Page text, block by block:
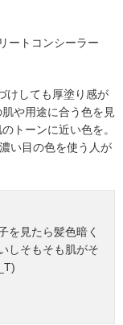
ートコンシーラー
けしても厚塗り感が
や用途に合う色を見
トーンに近い色を。
い目の色を使う人が
を見たら髪色暗く
しそもそも肌がそ